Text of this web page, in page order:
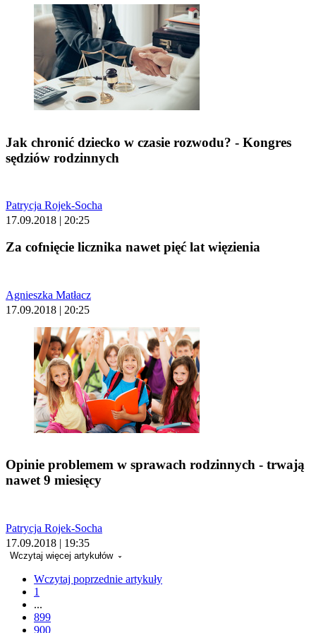
Jak chronić dziecko w czasie rozwodu? - Kongres
sędziów rodzinnych
Patrycja Rojek-Socha
17.09.2018 | 20:25
Za cofnięcie licznika nawet pięć lat więzienia
Agnieszka Matłacz
17.09.2018 | 20:25
Opinie problemem w sprawach rodzinnych - trwają
nawet 9 miesięcy
Patrycja Rojek-Socha
17.09.2018 | 19:35
Wczytaj więcej artykułów
Wczytaj poprzednie artykuły
1
...
899
900